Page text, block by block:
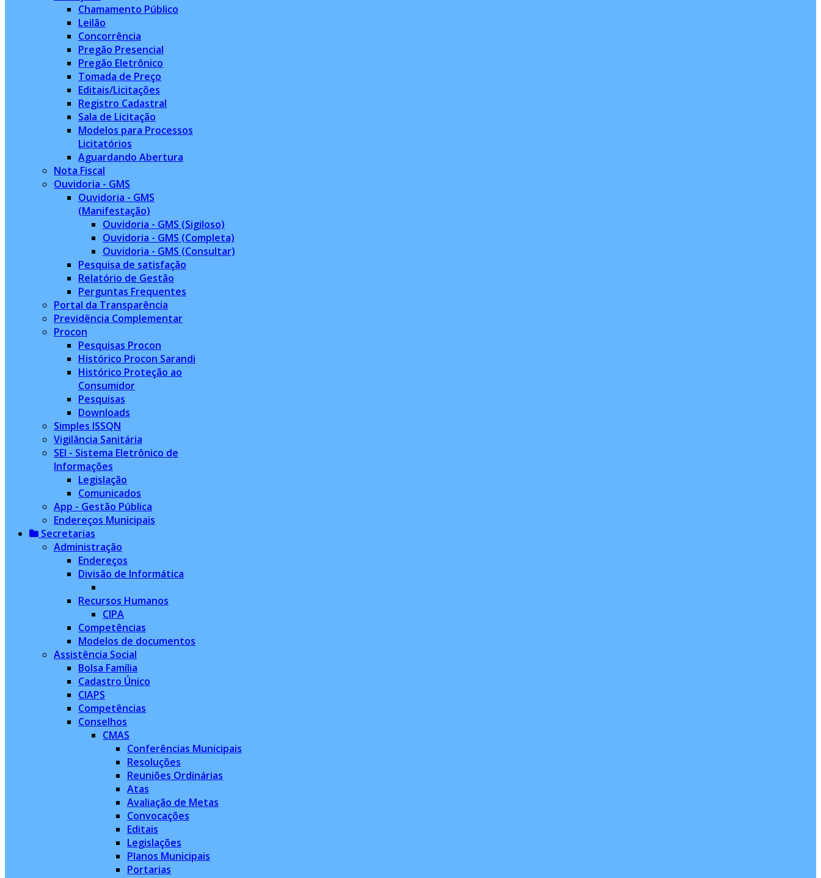
Chamamento Público
Leilão
Concorrência
Pregão Presencial
Pregão Eletrônico
Tomada de Preço
Editais/Licitações
Registro Cadastral
Sala de Licitação
Modelos para Processos
Licitatórios
Aguardando Abertura
Nota Fiscal
Ouvidoria - GMS
Ouvidoria - GMS
(Manifestação)
Ouvidoria - GMS (Sigiloso)
Ouvidoria - GMS (Completa)
Ouvidoria - GMS (Consultar)
Pesquisa de satisfação
Relatório de Gestão
Perguntas Frequentes
Portal da Transparência
Previdência Complementar
Procon
Pesquisas Procon
Histórico Procon Sarandi
Histórico Proteção ao
Consumidor
Pesquisas
Downloads
Simples ISSQN
Vigilância Sanitária
SEI - Sistema Eletrônico de
Informações
Legislação
Comunicados
App - Gestão Pública
Endereços Municipais
Secretarias
Administração
Endereços
Divisão de Informática
Recursos Humanos
CIPA
Competências
Modelos de documentos
Assistência Social
Bolsa Família
Cadastro Único
CIAPS
Competências
Conselhos
CMAS
Conferências Municipais
Resoluções
Reuniões Ordinárias
Atas
Avaliação de Metas
Convocações
Editais
Legislações
Planos Municipais
Portarias